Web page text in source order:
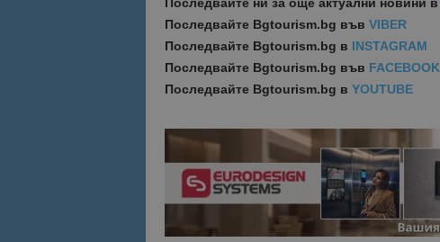
Последвайте Bgtourism.bg във VIBER
Последвайте Bgtourism.bg в INSTAGRAM
Последвайте Bgtourism.bg във FACEBOOK
Последвайте Bgtourism.bg в YOUTUBE